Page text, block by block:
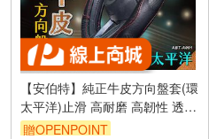
【安伯特】純正牛皮方向盤套(環
太平洋)止滑 高耐磨 高韌性 透氣
吸汗
贈OPENPOINT